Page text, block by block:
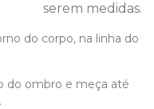
serem medidas.
do corpo, na linha do
do ombro e meça até